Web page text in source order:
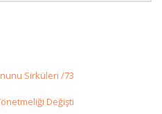
Sirküleri /73
Değişti